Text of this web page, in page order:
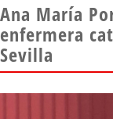
Ana María
enfermera
Sevilla